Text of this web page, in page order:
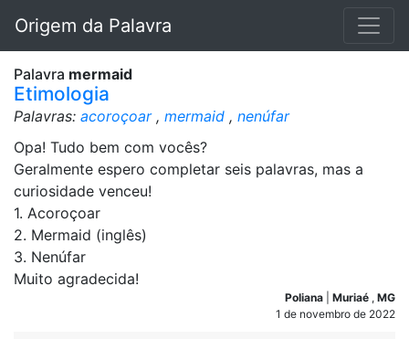
Origem da Palavra
Palavra mermaid
Etimologia
Palavras: acoroçoar, mermaid , nenúfar
Opa! Tudo bem com vocês?
Geralmente espero completar seis palavras, mas a
curiosidade venceu!
1. Acoroçoar
2. Mermaid (inglês)
3. Nenúfar
Muito agradecida!
Poliana Muriaé , MG
1 de novembro de 2022